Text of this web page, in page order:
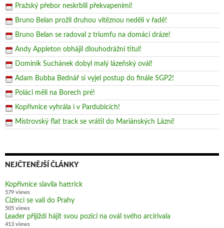
Pražský přebor neskrblil překvapeními!
Bruno Belan prožil druhou vítěznou neděli v řadě!
Bruno Belan se radoval z triumfu na domácí dráze!
Andy Appleton obhájil dlouhodrážní titul!
Dominik Suchánek dobyl malý lázeňský ovál!
Adam Bubba Bednář si vyjel postup do finále SGP2!
Poláci měli na Borech pré!
Kopřivnice vyhrála i v Pardubicích!
Mistrovský flat track se vrátil do Mariánských Lázní!
NEJČTENĚJŠÍ ČLÁNKY
Kopřivnice slavila hattrick
579 views
Cizinci se valí do Prahy
505 views
Leader přijíždí hájit svou pozici na ovál svého arcirivala
413 views